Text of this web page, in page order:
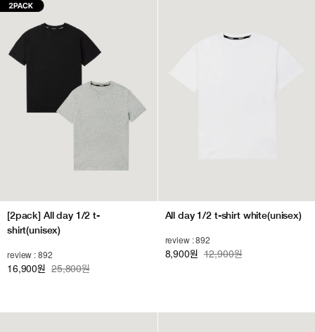
[2pack] All day 1/2 t-
shirt(unisex)
review : 892
16,900원 25,800원
All day 1/2 t-shirt white(unisex)
review : 892
8,900원 12,900원